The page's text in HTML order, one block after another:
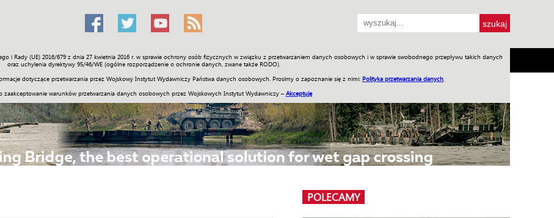
i Rady (UE) 2016/679 z dnia 27 kwietnia 2016 r. w sprawie ochrony osób fizycznych w związku z przetwarzaniem danych osobowych i w sprawie swobodnego przepływu takich danych
oraz uchylenia dyrektywy 95/46/WE (ogólne rozporządzenie o ochronie danych, zwane także RODO).
dotyczące przetwarzania przez Wojskowy Instytut Wydawniczy Państwa danych osobowych. Prosimy o zapoznanie się z nimi: Polityka przetwarzania danych
zaakceptowanie warunków przetwarzania danych osobowych przez Wojskowych Instytut Wydawniczy – Akceptuję
Świat Społeczność Sport Historia Galerie Wideo ENGLISH SKLEP Jednodniówki Praca w WIW
POLECAMY